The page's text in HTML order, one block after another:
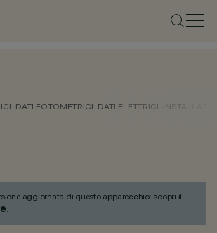
DATI FOTOMETRICI DATI ELETTRICI
aggiornata di questo apparecchio: scopri il
.